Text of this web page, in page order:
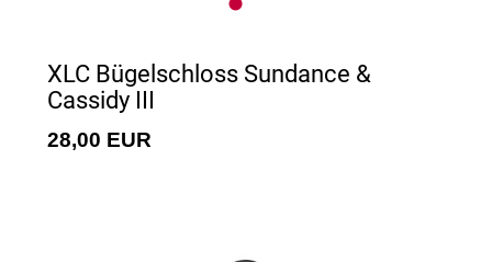
XLC Bügelschloss Sundance &
Cassidy III
28,00 EUR